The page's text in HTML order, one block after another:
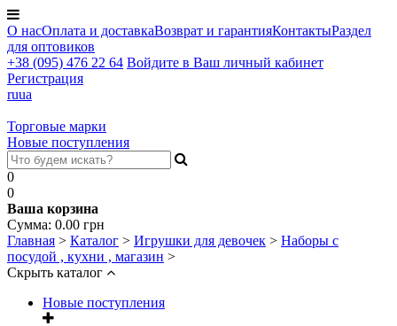
О насОплата и доставкаВозврат и гарантияКонтактыРаздел
для оптовиков
+38 (095) 476 22 64 Войдите в Ваш личный кабинет
Регистрация
ruua
Торговые марки
Новые поступления
0
0
Ваша корзина
Сумма: 0.00 грн
Главная > Каталог > Игрушки для девочек > Наборы с
посудой , кухни , магазин >
Скрыть каталог
Новые поступления